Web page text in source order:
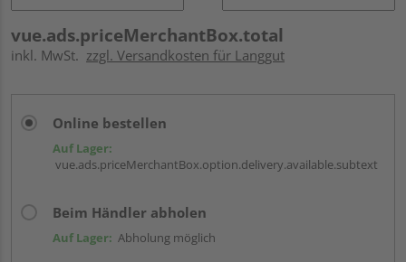
vue.ads.priceMerchantBox.total
inkl. MwSt. zzgl. Versandkosten für Langgut
Online bestellen
Auf Lager:
vue.ads.priceMerchantBox.option.delivery.available.subtext
Beim Händler abholen
Auf Lager: Abholung möglich